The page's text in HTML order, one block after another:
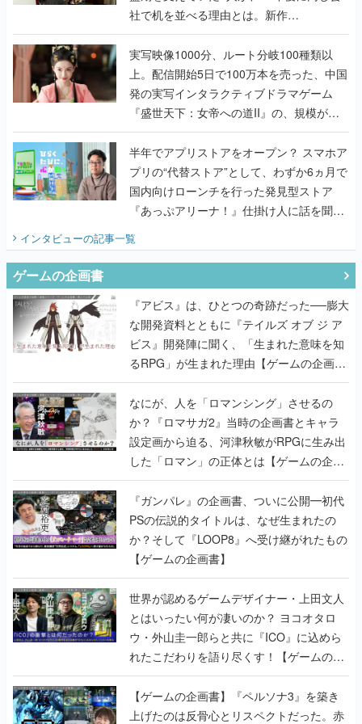
社で机を並べる理由とは。新作
『TATSUJIN EXTREME』で初タッグを組
んだレジェンド2人に訊く開発秘話
実写映像1000分、ルート分岐100種類以
上。配信開始5日で100万本を売った、中国
発の実写インタラクティブドラマゲーム
『盛世天下：女帝への道II』の、規模が違
うこだわりをプロデューサーに聞いた
半年でアプリストアをオープン？ スマホア
プリの“代替ストア”として、わずか6ヵ月で
国内向けローンチを行った発見型ストア
『あっぷアリーナ！』仕掛け人に話を聞い
インタビューの記事一覧
ゲームの企画書
『アビス』は、ひとつの奇跡だった──膨大
な開発資料とともに『テイルズ オブ ジ ア
ビス』開発陣に聞く、「生まれた意味を知
るRPG」が生まれた理由【ゲームの企画
書】
なにが、人を「ロマンシング」させるの
か？『ロマサガ2』当時の企画書とキャラ
設定画から迫る、河津秋敏がRPGに生み出
した「ロマン」の正体とは【ゲームの企画
書】
『ガンパレ』の企画書、ついに公開━初代
PSの伝説的タイトルは、なぜ生まれたの
か？そして『LOOP8』へ受け継がれたもの
【ゲームの企画書】
世界が認めるゲームデザイナー・上田文人
とはいったい何が凄いのか？ ヨコオタロ
ウ・外山圭一郎らと共に『ICO』に込めら
れたこだわりを語り尽くす！【ゲームの企
画書】
【ゲームの企画書】『ペルソナ3』を築き
上げたのは反骨心とリスペクトだった。赤